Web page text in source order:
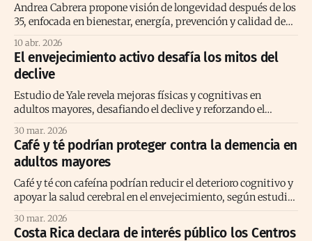
Andrea Cabrera propone visión de longevidad después de los
35, enfocada en bienestar, energía, prevención y calidad de
vida consciente
10 abr. 2026
El envejecimiento activo desafía los mitos del
declive
Estudio de Yale revela mejoras físicas y cognitivas en
adultos mayores, desafiando el declive y reforzando el
30 mar. 2026
Café y té podrían proteger contra la demencia en
adultos mayores
Café y té con cafeína podrían reducir el deterioro cognitivo y
apoyar la salud cerebral en el envejecimiento, según estudio
30 mar. 2026
Costa Rica declara de interés público los Centros